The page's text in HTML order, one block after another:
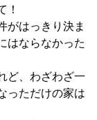
！
がはっきり決ま
はならなかった
ど、わざわざ一
っただけの家は